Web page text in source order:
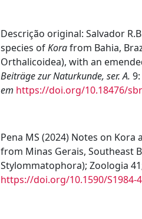
Descrição original: Salvador
species ofKorafrom Bahia,
Orthalicoidea), with an
Beiträge zur Naturkunde, ser. A.
em https://doi.org/10.18476/
Pena MS (2024) Notes on
from Minas Gerais, Southeast
Stylommatophora); Zoologia
https://doi.org/10.1590/S1984-